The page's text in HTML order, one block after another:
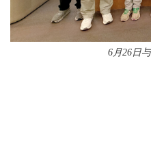
6月26日